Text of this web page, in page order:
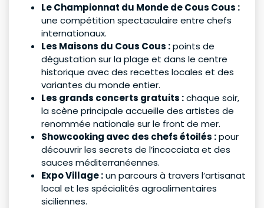
Le Championnat du Monde de Cous Cous :
une compétition spectaculaire entre chefs
internationaux.
Les Maisons du Cous Cous :points de
dégustation sur la plage et dans le centre
historique avec des recettes locales et des
variantes du monde entier.
Les grands concerts gratuits :chaque soir,
la scène principale accueille des artistes de
renommée nationale sur le front de mer.
Showcooking avec des chefs étoilés :pour
découvrir les secrets de l’incocciata et des
sauces méditerranéennes.
Expo Village :un parcours à travers l’artisanat
local et les spécialités agroalimentaires
siciliennes.